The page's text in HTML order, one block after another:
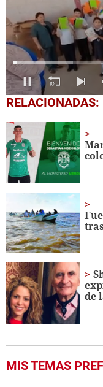
0
seconds
minute,
56
seconds
RELACIONADAS:
de
MIS TEMAS